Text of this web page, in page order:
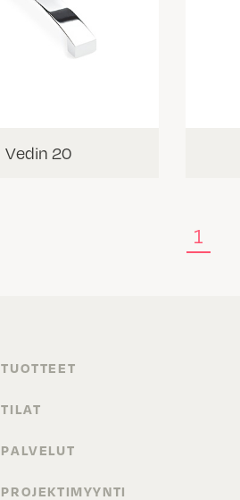
Vedin 20
1
TUOTTEET
TILAT
PALVELUT
PROJEKTIMYYNTI